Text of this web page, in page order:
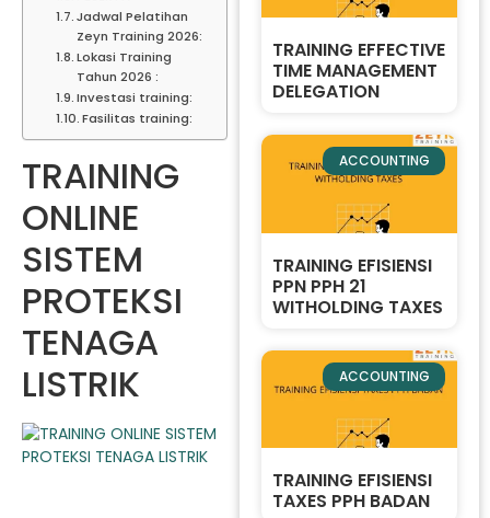
Jadwal Pelatihan
Zeyn Training 2026:
Lokasi Training
Tahun 2026 :
Investasi training:
Fasilitas training:
TRAINING
ONLINE
SISTEM
PROTEKSI
TENAGA
LISTRIK
TRAINING EFFECTIVE
TIME MANAGEMENT
DELEGATION
ACCOUNTING
TRAINING EFISIENSI
PPN PPH 21
WITHOLDING TAXES
ACCOUNTING
TRAINING EFISIENSI
TAXES PPH BADAN